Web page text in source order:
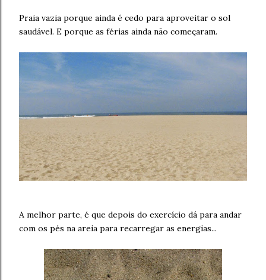
Praia vazia porque ainda é cedo para aproveitar o sol
saudável. E porque as férias ainda não começaram.
A melhor parte, é que depois do exercício dá para andar
com os pés na areia para recarregar as energias...